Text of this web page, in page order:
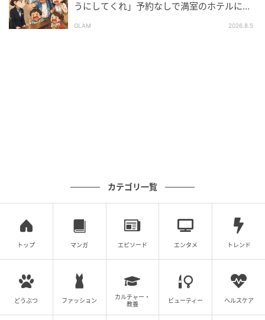
は、なんかおかしい』と思って病院に行ったんです。
そしたらそのまま即入院」
ングなどで体力維持、アンチエイジングにも余念がな
い。理由はもちろん好きなバイクに乗り続けるため。
うにしてくれ」予約なしで満室のホテルに押
一変
GLAM 2026.8.5
カテゴリ一覧
トップ マンガ エピソード エンタメ トレンド
どうぶつ ファッション
カルチャー・
教養
ビューティー ヘルスケア